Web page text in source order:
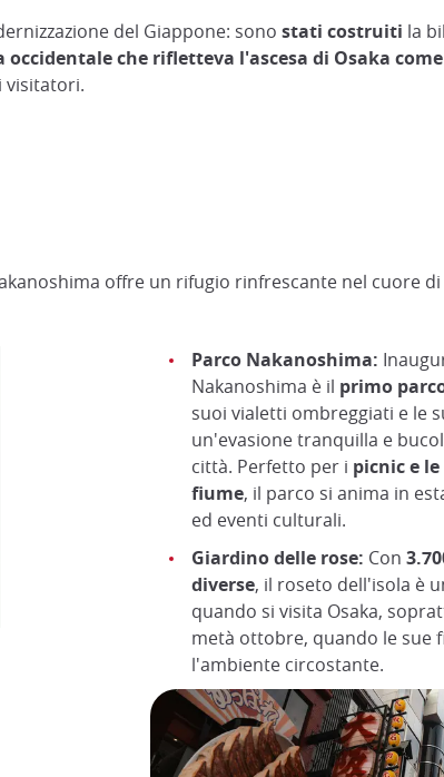
del Giappone: sono stati costruiti la
che rifletteva l'ascesa di Osaka
visitatori.
offre un rifugio rinfrescante nel cuore di
Parco Nakanoshima:
Nakanoshima è il primo
suoi vialetti ombreggiati e le
un'evasione tranquilla e
città. Perfetto per i picnic e
fiume, il parco si anima in
ed eventi culturali.
Giardino delle rose: Con
diverse, il roseto dell'isola è
quando si visita Osaka,
metà ottobre, quando le sue
l'ambiente circostante.